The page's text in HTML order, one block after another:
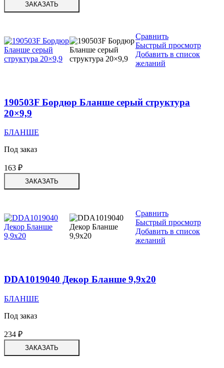
ЗАКАЗАТЬ
Сравнить
Быстрый просмотр
Добавить в список
желаний
190503F Бордюр Бланше серый структура
20×9,9
БЛАНШЕ
Под заказ
163 ₽
ЗАКАЗАТЬ
Сравнить
Быстрый просмотр
Добавить в список
желаний
DDA1019040 Декор Бланше 9,9х20
БЛАНШЕ
Под заказ
234 ₽
ЗАКАЗАТЬ